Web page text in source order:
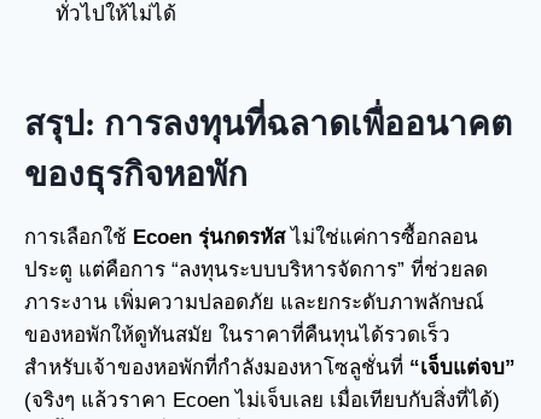
ทั่วไปให้ไม่ได้
สรุป: การลงทุนที่ฉลาดเพื่ออนาคต
ของธุรกิจหอพัก
การเลือกใช้ Ecoen รุ่นกดรหัสไม่ใช่แค่การซื้อกลอน
ประตู แต่คือการ “ลงทุนระบบบริหารจัดการ” ที่ช่วยลด
ภาระงาน เพิ่มความปลอดภัย และยกระดับภาพลักษณ์
ของหอพักให้ดูทันสมัย ในราคาที่คืนทุนได้รวดเร็ว
สำหรับเจ้าของหอพักที่กำลังมองหาโซลูชั่นที่ “เจ็บแต่จบ”
(จริงๆ แล้วราคา Ecoen ไม่เจ็บเลย เมื่อเทียบกับสิ่งที่ได้)